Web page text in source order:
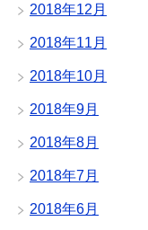
2018年12月
2018年11月
2018年10月
2018年9月
2018年8月
2018年7月
2018年6月